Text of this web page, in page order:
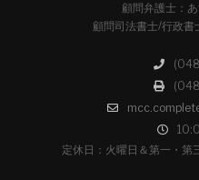
顧問弁護士：
顧問司法書士/行政書
定休日：火曜日＆第一・